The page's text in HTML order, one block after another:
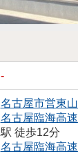
-
名古屋市営東
名古屋臨海高
駅 徒歩12分
名古屋臨海高